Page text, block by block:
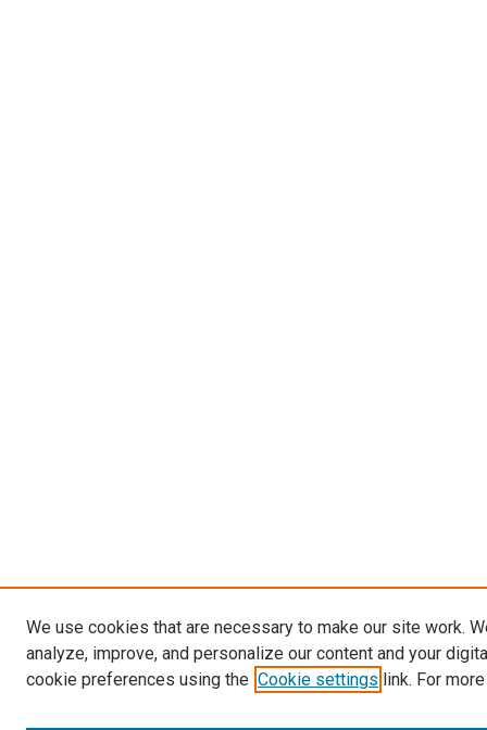
We use cookies that are necessary to make our site work.
analyze, improve, and personalize our content and your
cookie preferences using the Cookie settings link. For